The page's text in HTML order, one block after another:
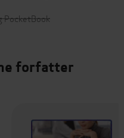
PocketBook
forfatter